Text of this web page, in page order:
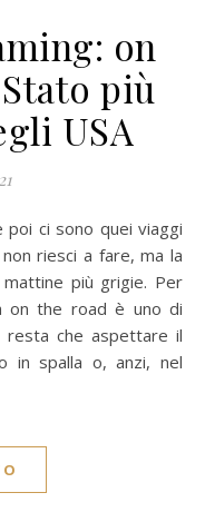
on
più
USA
riesci a fare, ma la
più grigie. Per
on the road è uno di
che aspettare il
in spalla o, anzi, nel